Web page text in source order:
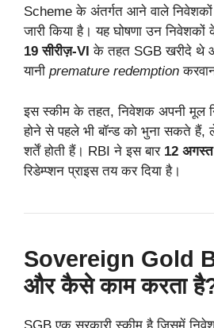
Scheme के अंतर्गत आने वाले
जारी किया है। यह घोषणा उन निवेशकों
19 सीरीज़-VI के तहत SGB खरीदे थे
यानी premature redemption
इस स्कीम के तहत, निवेशक अपनी मूल
होने से पहले भी बॉन्ड को भुना सकते
शर्तें होती हैं। RBI ने इस बार 12
रिडेम्प्शन प्राइस तय कर दिया है।
Sovereign Gold
और कैसे काम करता
SGB एक सरकारी स्कीम है जिसमें